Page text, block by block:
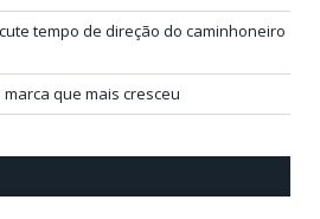
tempo de direção do caminhoneiro
marca que mais cresceu